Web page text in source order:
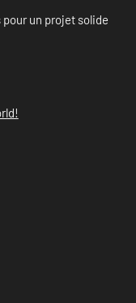
un projet solide